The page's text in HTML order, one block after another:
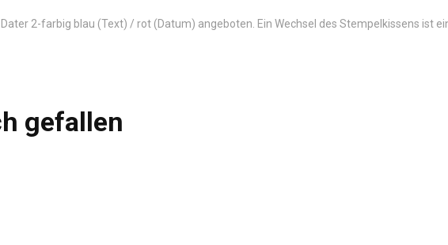
2-farbig blau (Text) / rot (Datum) angeboten. Ein Wechsel des Stempelkissens ist
gefallen